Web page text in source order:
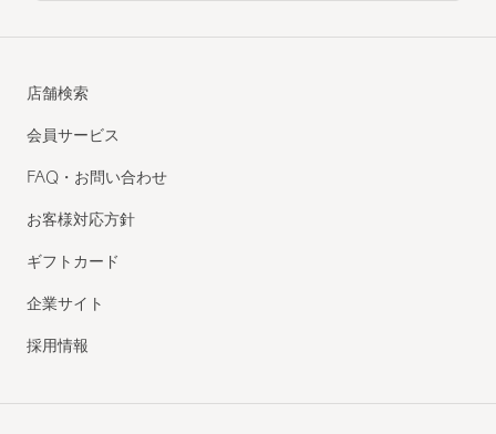
店舗検索
会員サービス
FAQ・お問い合わせ
お客様対応方針
ギフトカード
企業サイト
採用情報